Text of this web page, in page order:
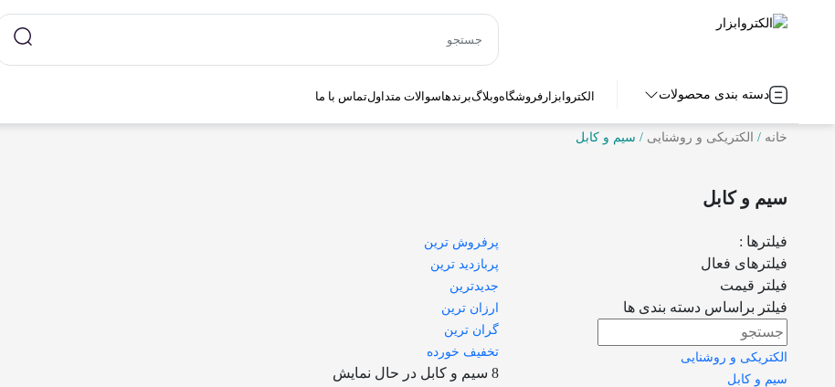
دسته بندی محصولات الکتروابزار فروشگاهوبلاگبرندهاسوالات متداولتماس با ما
خانه / الکتریکی و روشنایی / سیم و کابل
سیم و کابل
فیلترها :
فیلترهای فعال
فیلتر قیمت
فیلتر براساس دسته بندی ها
الکتریکی و روشنایی
سیم و کابل
پرفروش ترین
پربازدید ترین
جدیدترین
ارزان ترین
گران ترین
تخفیف خورده
8 سیم و کابل در حال نمایش